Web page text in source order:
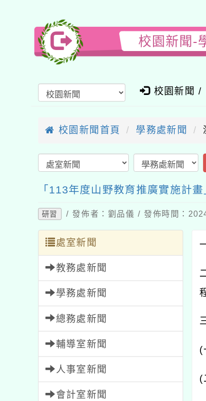
校園新聞-
校園新聞 /
校園新聞首頁 學務處新聞
「113年度山野教育推廣實施計
研習 / 發佈者：劉品儀 / 發佈時間：
處室新聞
教務處新聞
學務處新聞
總務處新聞
輔導室新聞
人事室新聞
會計室新聞
(
(